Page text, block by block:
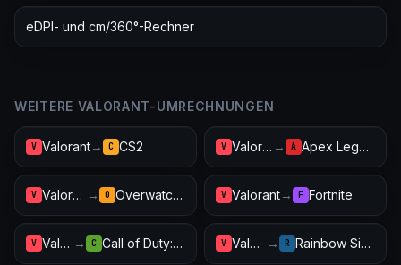
eDPI- und cm/360°-Rechner
WEITERE VALORANT-UMRECHNUNGEN
V Valorant→ C CS2 V Valorant → A Apex Legends
V Valorant → O Overwatch 2 V Valorant→ F Fortnite
V Valorant → C Call of Duty: Warzone V Valorant → R Rainbow Six Siege